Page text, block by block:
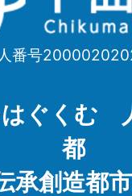
番号
ぐくむ
都
承創造都